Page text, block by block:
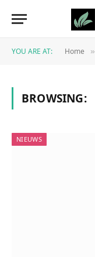
YOU ARE AT: Home »
BROWSING:
NIEUWS